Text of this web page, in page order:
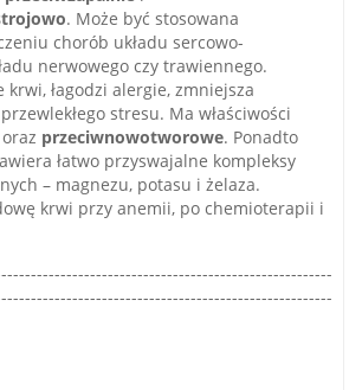
. Może być stosowana
chorób układu sercowo-
nerwowego czy trawiennego.
łagodzi alergie, zmniejsza
stresu. Ma właściwości
oraz przeciwnowotworowe. Ponadto
łatwo przyswajalne kompleksy
– magnezu, potasu i żelaza.
krwi przy anemii, po chemioterapii i